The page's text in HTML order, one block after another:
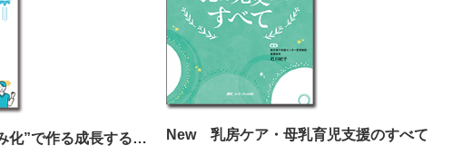
採用と業務の“仕組み化”で作る成長する訪問看護ステーション New 乳房ケア・母乳育児支援のすべて